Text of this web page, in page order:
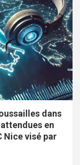
dans
en
Nice visé par